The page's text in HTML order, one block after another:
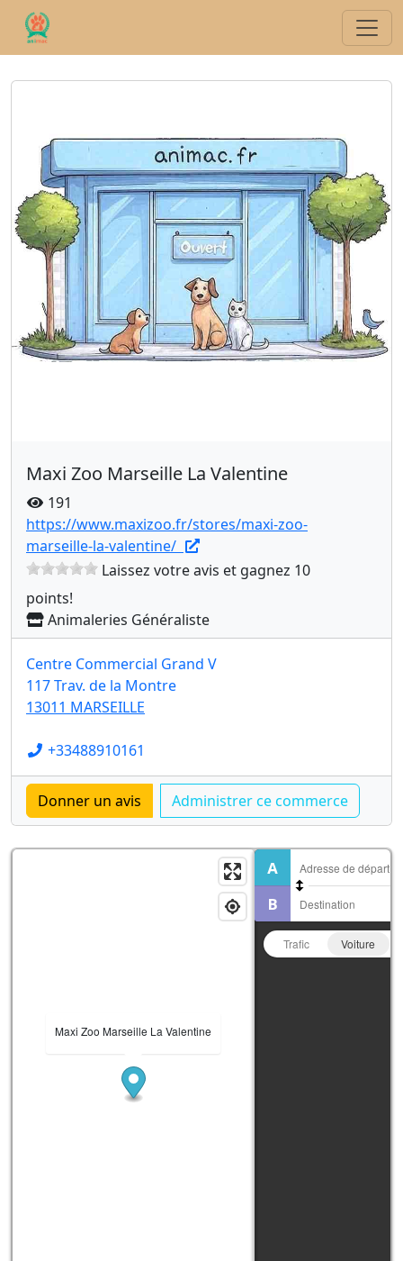
Maxi Zoo Marseille La Valentine
191
https://www.maxizoo.fr/stores/maxi-zoo-
marseille-la-valentine/
Laissez votre avis et gagnez 10
points!
Animaleries Généraliste
Centre Commercial Grand V
117 Trav. de la Montre
13011 MARSEILLE
+33488910161
Maxi Zoo Marseille La Valentine
Trafic Voiture